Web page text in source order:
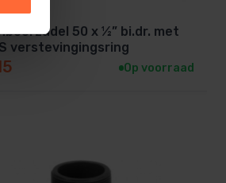
50 x ½” bi.dr. met
verstevingingsring
Op voorraad